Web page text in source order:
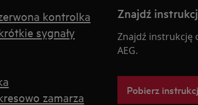
kontrolka
sygnały
zamarza
Znajdź
Znajdź instrukcję
AEG.
Pobierz